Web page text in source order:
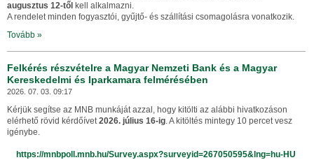
augusztus 12-től kell alkalmazni.
A rendelet minden fogyasztói, gyűjtő- és szállítási csomagolásra vonatkozik.
Tovább »
Felkérés részvételre a Magyar Nemzeti Bank és a Magyar
Kereskedelmi és Iparkamara felmérésében
2026. 07. 03. 09:17
Kérjük segítse az MNB munkáját azzal, hogy kitölti az alábbi hivatkozáson
elérhető rövid kérdőívet2026. július 16-ig. A kitöltés mintegy 10 percet vesz
igénybe.
https://mnbpoll.mnb.hu/Survey.aspx?surveyid=267050595&lng=hu-HU